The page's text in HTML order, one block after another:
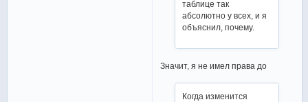
таблице так
абсолютно у всех, и я
объяснил, почему.
Значит, я не имел права до
Когда изменится